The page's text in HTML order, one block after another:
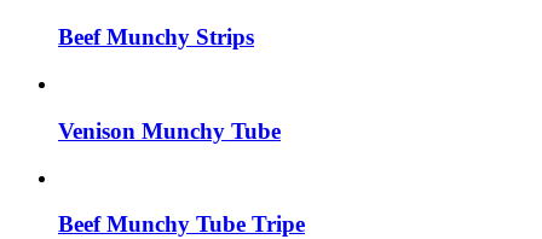
Beef Munchy Strips
Venison Munchy Tube
Beef Munchy Tube Tripe